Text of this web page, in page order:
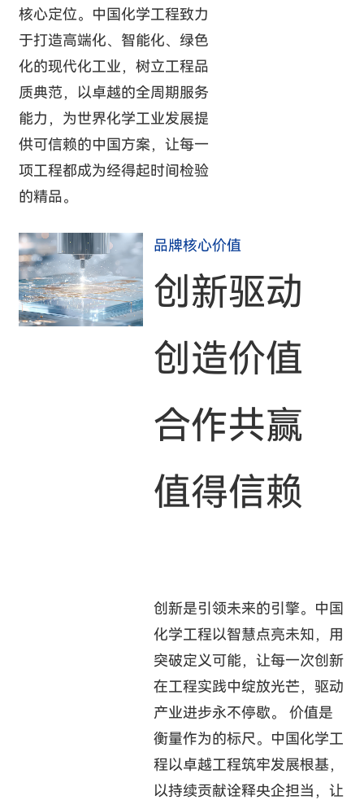
核心定位。中国化学工程致力
于打造高端化、智能化、绿色
化的现代化工业，树立工程品
质典范，以卓越的全周期服务
能力，为世界化学工业发展提
供可信赖的中国方案，让每一
项工程都成为经得起时间检验
的精品。
品牌核心价值
创新驱动
创造价值
合作共赢
值得信赖
创新是引领未来的引擎。中国
化学工程以智慧点亮未知，用
突破定义可能，让每一次创新
在工程实践中绽放光芒，驱动
产业进步永不停歇。 价值是
衡量作为的标尺。中国化学工
程以卓越工程筑牢发展根基，
以持续贡献诠释央企担当，让